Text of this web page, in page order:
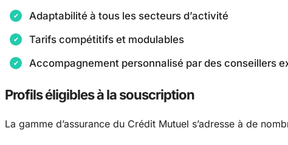
Adaptabilité à tous les secteurs d’activité
Tarifs compétitifs et modulables
Accompagnement personnalisé par des conseillers
Profils éligibles à la souscription
La gamme d’assurance du Crédit Mutuel s’adresse à de